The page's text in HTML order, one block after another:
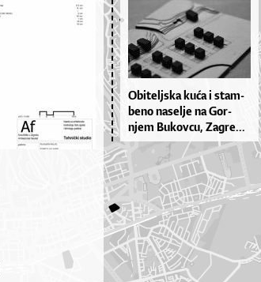
Obi­tel­jska ku­ća i stam­
be­no na­se­lje na Gor­
njem Bu­kov­cu, Za­gre...